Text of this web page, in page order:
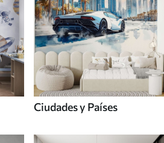
Ciudades y Países